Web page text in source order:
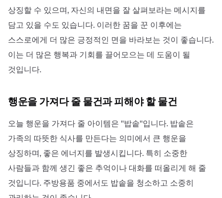
상징할 수 있으며, 자신의 내면을 잘 살펴보라는 메시지를
담고 있을 수도 있습니다. 이러한 꿈을 꾼 이후에는
스스로에게 더 많은 긍정적인 면을 바라보는 것이 좋습니다.
이는 더 많은 행복과 기회를 끌어모으는 데 도움이 될
것입니다.
행운을 가져다 줄 물건과 피해야 할 물건
오늘 행운을 가져다 줄 아이템은 ''밥솥''입니다. 밥솥은
가족의 따뜻한 식사를 만든다는 의미에서 큰 행운을
상징하며, 좋은 에너지를 발생시킵니다. 특히 소중한
사람들과 함께 생긴 좋은 추억이나 대화를 떠올리게 해 줄
것입니다. 주방용품 중에서도 밥솥을 청소하고 소중히